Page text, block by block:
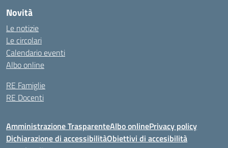
Novità
Le notizie
Le circolari
Calendario eventi
Albo online
RE Famiglie
RE Docenti
Amministrazione TrasparenteAlbo onlinePrivacy policy
Dichiarazione di accessibilitàObiettivi di accesibilità